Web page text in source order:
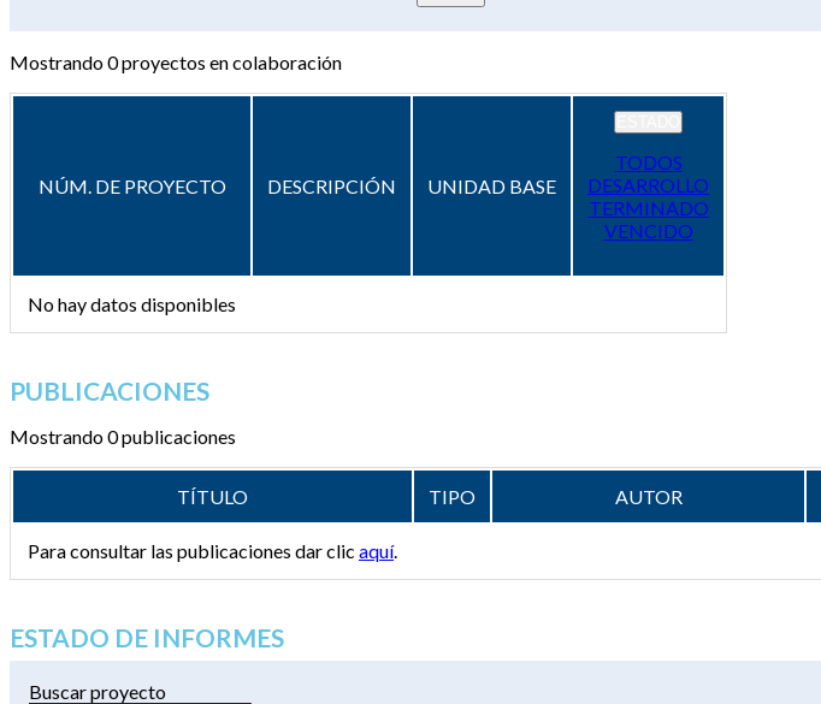
Mostrando0proyectos en colaboración
NÚM. DE PROYECTO DESCRIPCIÓN UNIDAD BASE
TODOS
DESARROLLO
TERMINADO
VENCIDO
No hay datos disponibles
PUBLICACIONES
Mostrando 0 publicaciones
TÍTULO TIPO AUTOR
Para consultar las publicaciones dar clic aquí.
ESTADO DE INFORMES
Buscar proyecto